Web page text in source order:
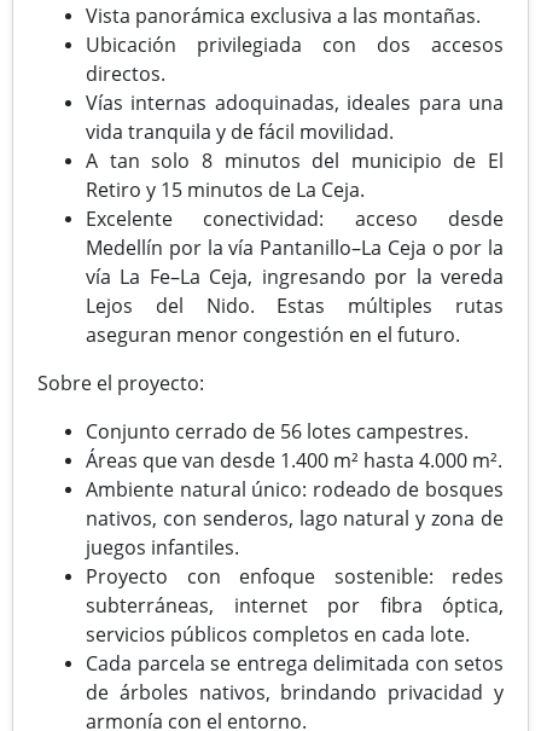
Vista panorámica exclusiva a las montañas.
Ubicación privilegiada con dos accesos
directos.
Vías internas adoquinadas, ideales para una
vida tranquila y de fácil movilidad.
A tan solo 8 minutos del municipio de El
Retiro y 15 minutos de La Ceja.
Excelente conectividad: acceso desde
Medellín por la vía Pantanillo–La Ceja o por la
vía La Fe–La Ceja, ingresando por la vereda
Lejos del Nido. Estas múltiples rutas
aseguran menor congestión en el futuro.
Sobre el proyecto:
Conjunto cerrado de 56 lotes campestres.
Áreas que van desde 1.400 m² hasta 4.000 m².
Ambiente natural único: rodeado de bosques
nativos, con senderos, lago natural y zona de
juegos infantiles.
Proyecto con enfoque sostenible: redes
subterráneas, internet por fibra óptica,
servicios públicos completos en cada lote.
Cada parcela se entrega delimitada con setos
de árboles nativos, brindando privacidad y
armonía con el entorno.